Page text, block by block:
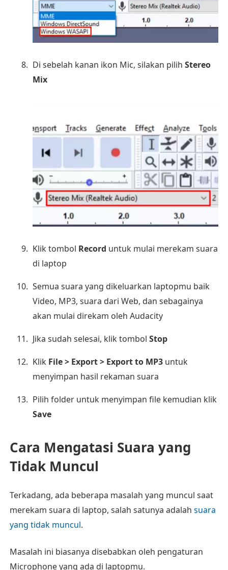
Di sebelah kanan ikon Mic, silakan pilih Stereo
Mix
Klik tombol Record untuk mulai merekam suara
di laptop
Semua suara yang dikeluarkan laptopmu baik
Video, MP3, suara dari Web, dan sebagainya
akan mulai direkam oleh Audacity
Jika sudah selesai, klik tombol Stop
Klik File > Export > Export to MP3untuk
menyimpan hasil rekaman suara
Pilih folder untuk menyimpan file kemudian klik
Save
Cara Mengatasi Suara yang
Tidak Muncul
Terkadang, ada beberapa masalah yang muncul saat
merekam suara di laptop, salah satunya adalah suara
yang tidak muncul.
Masalah ini biasanya disebabkan oleh pengaturan
Microphone yang ada di laptopmu.